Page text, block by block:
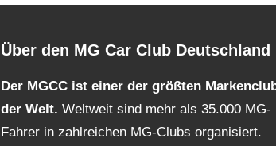
Über den MG Car Club Deutschland
Der MGCC ist einer der größten
der Welt.Weltweit sind mehr als 35.000 MG-
Fahrer in zahlreichen MG-Clubs organisiert.